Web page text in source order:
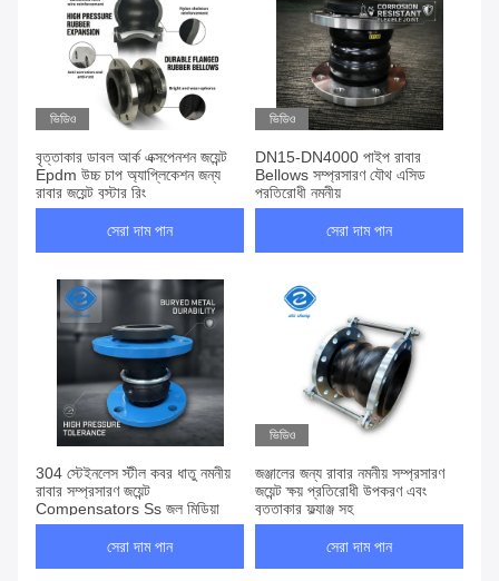
ভিডিও
বৃত্তাকার ডাবল আর্ক এক্সপেনশন জয়েন্ট
Epdm উচ্চ চাপ অ্যাপ্লিকেশন জন্য
রাবার জয়েন্ট বুস্টার রিং
সেরা দাম পান
ভিডিও
DN15-DN4000 পাইপ রাবার
Bellows সম্প্রসারণ যৌথ এসিড
প্রতিরোধী নমনীয়
সেরা দাম পান
304 স্টেইনলেস স্টীল কবর ধাতু নমনীয়
রাবার সম্প্রসারণ জয়েন্ট
Compensators Ss জল মিডিয়া
সেরা দাম পান
ভিডিও
জঞ্জালের জন্য রাবার নমনীয় সম্প্রসারণ
জয়েন্ট ক্ষয় প্রতিরোধী উপকরণ এবং
বৃত্তাকার ফ্ল্যাঞ্জ সহ
সেরা দাম পান